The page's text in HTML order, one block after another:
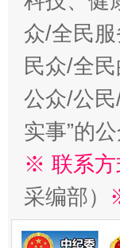
众/全民
民众/全
公众/公
实事”的
※ 联系方
采编部）